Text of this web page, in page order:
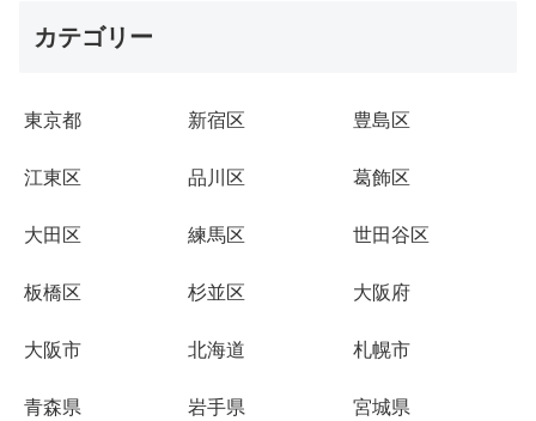
カテゴリー
東京都 新宿区 豊島区
江東区 品川区 葛飾区
大田区 練馬区 世田谷区
板橋区 杉並区 大阪府
大阪市 北海道 札幌市
青森県 岩手県 宮城県